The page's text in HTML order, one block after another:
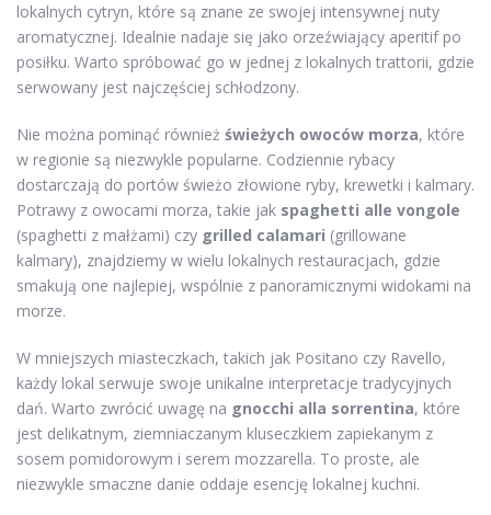
lokalnych cytryn, które są znane ze swojej intensywnej nuty
aromatycznej. Idealnie nadaje się jako orzeźwiający aperitif po
posiłku. Warto spróbować go w jednej z lokalnych trattorii, gdzie
serwowany jest najczęściej schłodzony.
Nie można pominąć również świeżych owoców morza, które
w regionie są niezwykle popularne. Codziennie rybacy
dostarczają do portów świeżo złowione ryby, krewetki i kalmary.
Potrawy z owocami morza, takie jak spaghetti alle vongole
(spaghetti z małżami) czy grilled calamari (grillowane
kalmary), znajdziemy w wielu lokalnych restauracjach, gdzie
smakują one najlepiej, wspólnie z panoramicznymi widokami na
morze.
W mniejszych miasteczkach, takich jak Positano czy Ravello,
każdy lokal serwuje swoje unikalne interpretacje tradycyjnych
dań. Warto zwrócić uwagę na gnocchi alla sorrentina, które
jest delikatnym, ziemniaczanym kluseczkiem zapiekanym z
sosem pomidorowym i serem mozzarella. To proste, ale
niezwykle smaczne danie oddaje esencję lokalnej kuchni.